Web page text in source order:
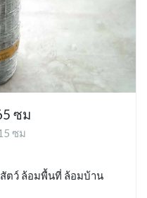
ซม
ซม
ตว์ ล้อมพื้นที่ ล้อมบ้าน